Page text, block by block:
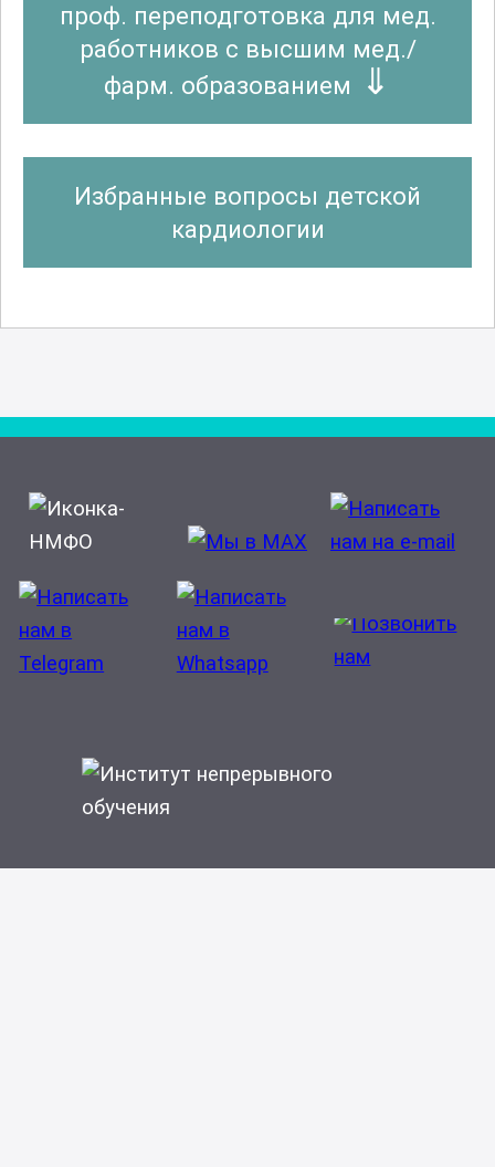
проф. переподготовка для мед.
работников с высшим мед./
фарм. образованием
Избранные вопросы детской
кардиологии